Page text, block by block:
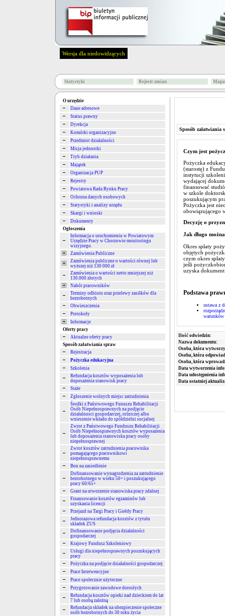
Wersja dla niedowidzących
Statystyki Rejestr zmian
O urzędzie
Dane adresowe
Status prawny
Dyrekcja
Komórki organizacyjne
Przedmiot działalności
Misja jednostki
Tryb działania
Majątek
Organizacja PUP
Rejestry
Powiatowa Rada Rynku Pracy
Ochrona danych osobowych
Statystyki i analizy urzędu
Skargi i wnioski
Dokumenty
Ogłoszenia
Informacja o uruchomieniu w Powiatowym
Urzędzie Pracy w Chorzowie monitoringu
wizyjnego.
Zamówienia Publiczne
Zamówienia publiczne o wartości równej lub
wyższej niż 130 000 zł
Zamówienia o wartości netto mniejszej niż
130.000 złotych
Nabór pracowników
Terminy odbioru oraz przelewy zasiłków dla
bezrobotnych
Obwieszczenia
Protokoły
Informacje
Oferty pracy
Aktualne oferty pracy
Sposób załatwiania spraw
Rejestracja
Pożyczka edukacyjna
Szkolenia
Refundacja kosztów wyposażenia lub
doposażenia stanowisk pracy
Staże
Zgłoszenie wolnych miejsc zatrudnienia
Środki z Państwowego Funuszu Rehabilitacji
Osób Niepełnosprawnych na podjęcie
działalnosci gospodarczej, rolniczej albo
wniesienie wkładu do spółdzielni socjalnej
Zwrot z Państwowego Funduszu Rehabilitacji
Osób Niepełnosprawnych kosztów wyposażenia
lub doposażenia stanowiska pracy osoby
niepełnosprawnej
Zwrot kosztów zatrudnienia pracownika
pomagającego pracownikowi
niepełnosprawnemu
Bon na zasiedlenie
Dofinansowanie wynagrodzenia za zatrudnienie
bezrobotnego w wieku 50+ i poszukującego
pracy 60/65+
Grant na utworzenie stanowiska pracy zdalnej
Finansowanie kosztów egzaminów lub
uzyskania licencji
Przejazd na Targi Pracy i Giełdy Pracy
Jednorazowa refundacja kosztów z tytułu
składek ZUS
Dofinansowanie podjęcia działalności
gospodarczej
Krajowy Fundusz Szkoleniowy
Usługi dla niepełnosprawnych poszukujących
pracy
Pożyczka na podjęcie działalności gospodarczej
Prace Interwencyjne
Prace społecznie użyteczne
Przygotowanie zawodowe dorosłych
Refundacja kosztów opieki nad dzieckiem do lat
7 lub osobą zależną
Refundacja składek na ubezpieczenie społeczne
osób bezrobotnych do 30 roku życia
Sposób załatwiania
Czym jest
Pożyczka
(starostę) z
instytucji
wydającej
finansować
w szkole
poszukującym
Pożyczka jest
obowiązującego
Decyzję o
Jak długo
Okres spłaty
objętych
czym okres
jeśli
uzyska
Podstawa
ustawa z
Ilość odwiedzin:
Nazwa dokumentu:
Osoba, która
Osoba, która
Osoba, która
Data wytworzenia
Data udostępnienia
Data ostatniej